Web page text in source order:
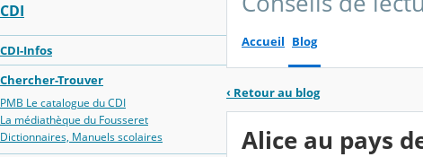
CDI
CDI-Infos
Chercher-Trouver
PMB Le catalogue du CDI
La médiathèque du Fousseret
Dictionnaires, Manuels scolaires
Accueil Blog
‹ Retour au blog
Alice au pays